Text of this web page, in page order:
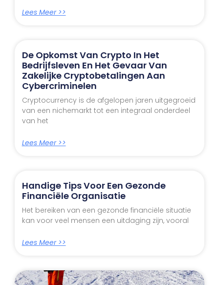
Lees Meer >>
De Opkomst Van Crypto In Het
Bedrijfsleven En Het Gevaar Van
Zakelijke Cryptobetalingen Aan
Cybercriminelen
Cryptocurrency is de afgelopen jaren uitgegroeid
van een nichemarkt tot een integraal onderdeel
van het
Lees Meer >>
Handige Tips Voor Een Gezonde
Financiële Organisatie
Het bereiken van een gezonde financiële situatie
kan voor veel mensen een uitdaging zijn, vooral
Lees Meer >>